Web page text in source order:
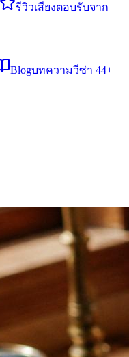
รีวิวเสียงตอบรับจาก
Blogบทความวีซ่า 44+